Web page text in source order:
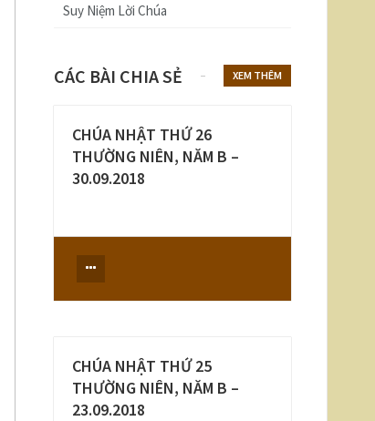
Suy Niệm Lời Chúa
CÁC BÀI CHIA SẺ XEM THÊM
CHÚA NHẬT THỨ 26
THƯỜNG NIÊN, NĂM B –
30.09.2018
CHÚA NHẬT THỨ 25
THƯỜNG NIÊN, NĂM B –
23.09.2018